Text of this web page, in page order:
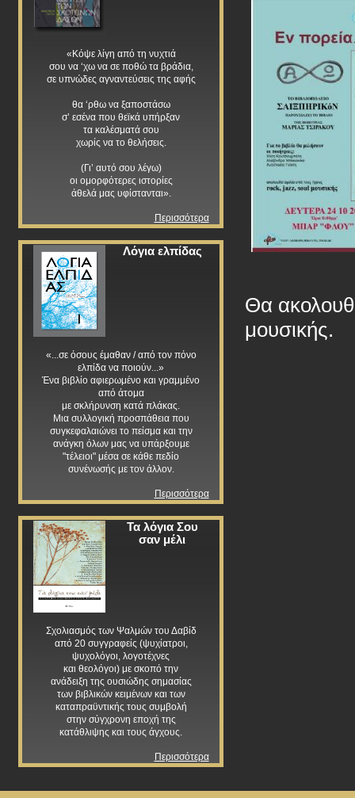
«Κόψε λίγη από τη νυχτιά
σου να ‘χω να σε ποθώ τα βράδια,
σε υπνώδες αγναντεύσεις της αφής
θα ‘ρθω να ξαποστάσω
σ’ εσένα που θεϊκά υπήρξαν
τα καλέσματά σου
χωρίς να το θελήσεις.
(Γι’ αυτό σου λέγω)
οι ομορφότερες ιστορίες
άθελά μας υφίστανται».
Περισσότερα
Λόγια ελπίδας
«...σε όσους έμαθαν / από τον πόνο
ελπίδα να ποιούν...»
Ένα βιβλίο αφιερωμένο και γραμμένο
από άτομα
με σκλήρυνση κατά πλάκας.
Μια συλλογική προσπάθεια που
συγκεφαλαιώνει το πείσμα και την
ανάγκη όλων μας να υπάρξουμε
"τέλειοι" μέσα σε κάθε πεδίο
συνένωσής με τον άλλον.
Περισσότερα
Τα λόγια Σου
σαν μέλι
Σχολιασμός των Ψαλμών του Δαβίδ
από 20 συγγραφείς (ψυχίατροι,
ψυχολόγοι, λογοτέχνες
και θεολόγοι) με σκοπό την
ανάδειξη της ουσιώδης σημασίας
των βιβλικών κειμένων και των
καταπραϋντικής τους συμβολή
στην σύγχρονη εποχή της
κατάθλιψης και τους άγχους.
Περισσότερα
Θα
μουσικής.